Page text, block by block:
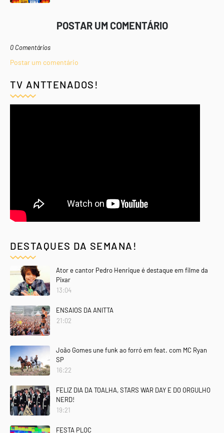
POSTAR UM COMENTÁRIO
0 Comentários
Postar um comentário
TV ANTTENADOS!
DESTAQUES DA SEMANA!
Ator e cantor Pedro Henrique é destaque em filme da
Pixar
13:04
ENSAIOS DA ANITTA
21:02
João Gomes une funk ao forró em feat. com MC Ryan
SP
16:22
FELIZ DIA DA TOALHA, STARS WAR DAY E DO ORGULHO
NERD!
19:21
FESTA PLOC